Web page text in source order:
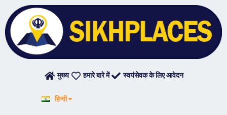
content
मुख्य हमारे बारे में स्वयंसेवक के लिए आवेदन
हिन्दी
ਪੰਜਾਬੀ